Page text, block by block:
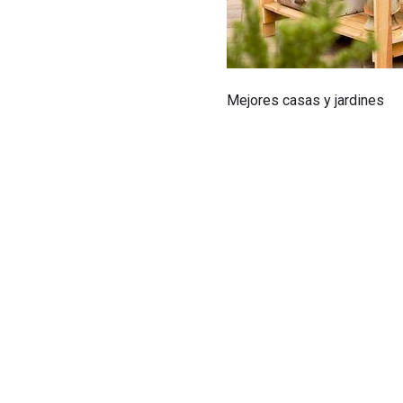
Mejores casas y jardines